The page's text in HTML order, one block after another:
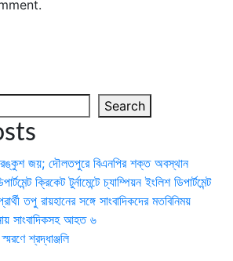
Search
জয়; দৌলতপুরে বিএনপির শক্ত অবস্থান
ক্রিকেট টুর্নামেন্টে চ্যাম্পিয়ন ইংলিশ ডিপার্টমেন্ট
তপু রায়হানের সঙ্গে সাংবাদিকদের মতবিনিময়
সাংবাদিকসহ আহত ৬
শ্রদ্ধাঞ্জলি